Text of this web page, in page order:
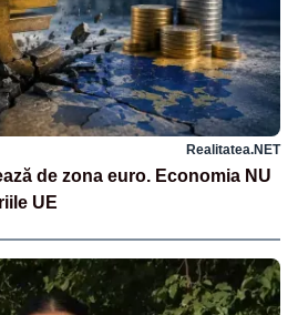
Realitatea.NET
de zona euro. Economia NU
UE